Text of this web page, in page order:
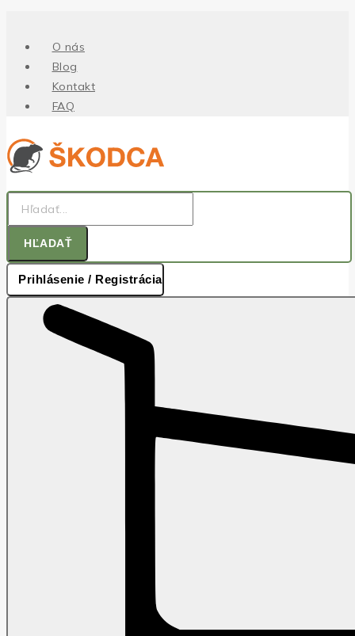
O nás
Blog
Kontakt
FAQ
HĽADAŤ
Prihlásenie / Registrácia